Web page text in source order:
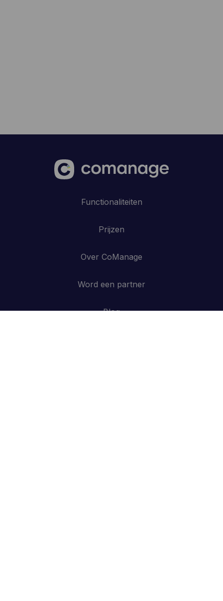
Functionaliteiten
Prijzen
Over CoManage
Word een partner
Blog